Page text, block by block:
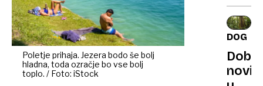
Poletje prihaja. Jezera bodo še bolj
hladna, toda ozračje bo vse bolj
toplo. / Foto: iStock
ne
in
kako
Dobra